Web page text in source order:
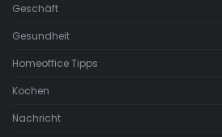
Geschäft
Gesundheit
Homeoffice Tipps
Kochen
Nachricht